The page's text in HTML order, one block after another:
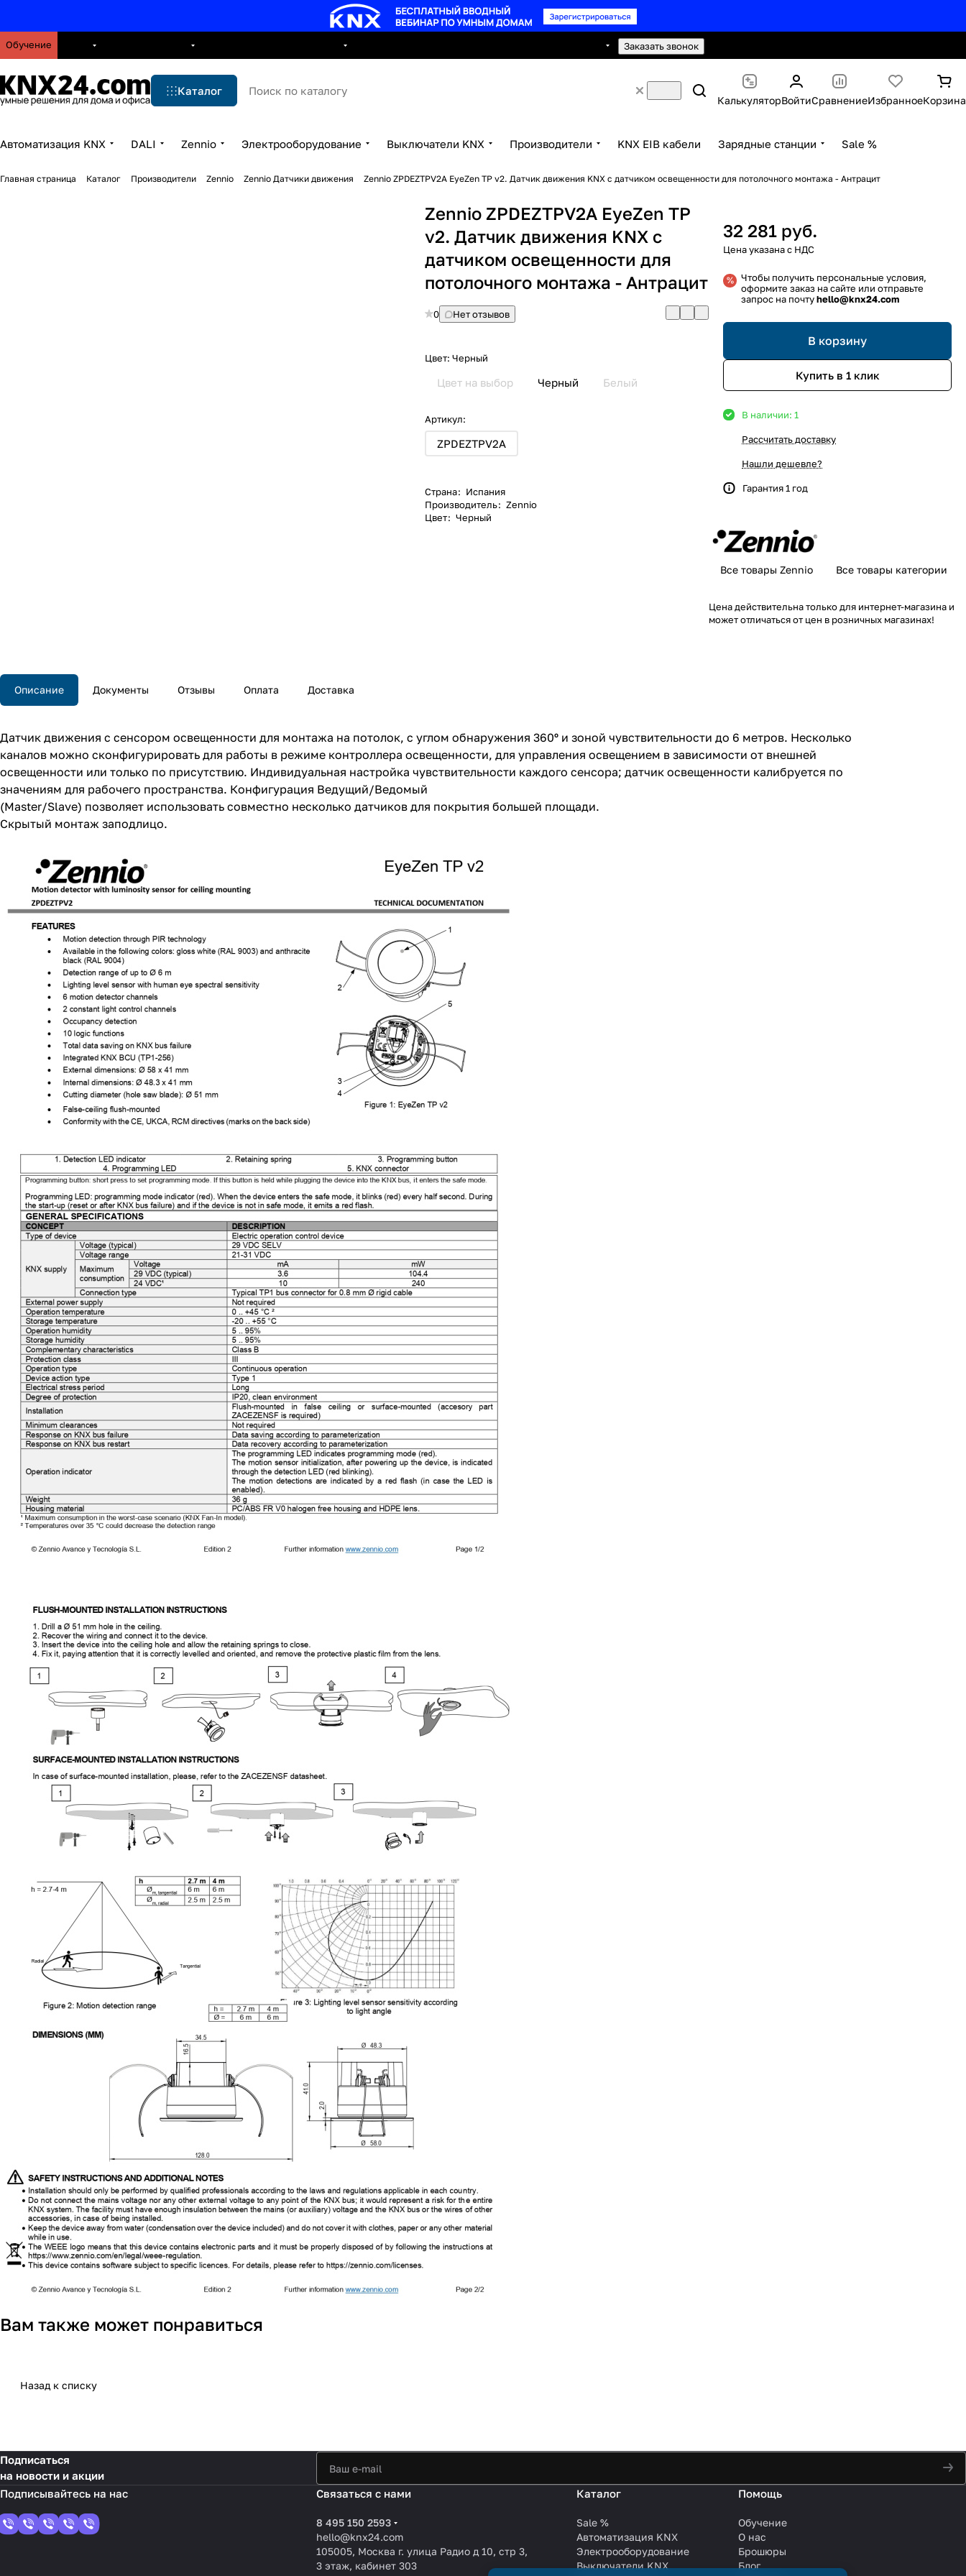
Обучение Заказать звонок
Каталог
КалькуляторВойтиСравнениеИзбранноеКорзина
Автоматизация KNX DALI Zennio Электрооборудование Выключатели KNX Производители KNX EIB кабели Зарядные станции Sale %
Главная страница Каталог Производители Zennio Zennio Датчики движения Zennio ZPDEZTPV2A EyeZen TP v2. Датчик движения KNX с датчиком освещенности для потолочного монтажа - Антрацит
Zennio ZPDEZTPV2A EyeZen TP
v2. Датчик движения KNX с
датчиком освещенности для
потолочного монтажа - Антрацит
0 Нет отзывов
Цвет:Черный
Черный
Цвет на выбор Белый
Артикул:
ZPDEZTPV2A
Страна: Испания
Производитель: Zennio
Цвет: Черный
32 281 руб.
Чтобы получить персональные условия,
оформите заказ на сайте или отправьте
запрос на почтуhello@knx24.com
В корзину
Купить в 1 клик
В наличии: 1
Рассчитать доставку
Нашли дешевле?
Гарантия 1 год
Все товары Zennio Все товары категории
Цена действительна только для интернет-магазина и
может отличаться от цен в розничных магазинах!
Описание Документы Отзывы Оплата Доставка
Датчик движения с сенсором освещенности для монтажа на потолок, с углом обнаружения 360º и зоной чувствительности до 6 метров. Несколько
каналов можно сконфигурировать для работы в режиме контроллера освещенности, для управления освещением в зависимости от внешней
освещенности или только по присутствию. Индивидуальная настройка чувствительности каждого сенсора; датчик освещенности калибруется по
значениям для рабочего пространства. Конфигурация Ведущий/Ведомый
(Master/Slave) позволяет использовать совместно несколько датчиков для покрытия большей площади.
Скрытый монтаж заподлицо.
Вам также может понравиться
Назад к списку
Подписаться
на новости и акции
Связаться с нами
8 495 150 2593
hello@knx24.com
105005, Москва г. улица Радио д 10, стр 3,
3 этаж, кабинет 303
Каталог
Sale %
Автоматизация KNX
Электрооборудование
Выключатели KNX
Помощь
Обучение
О нас
Брошюры
Блог